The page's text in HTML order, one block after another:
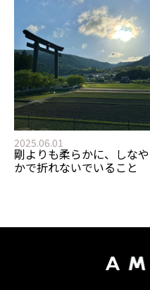
2025.06.01
剛よりも柔らかに、しなや
かで折れないでいること